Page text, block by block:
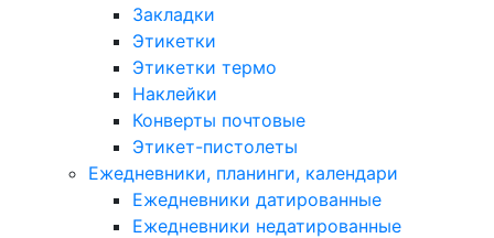
Закладки
Этикетки
Этикетки термо
Наклейки
Конверты почтовые
Этикет-пистолеты
Ежедневники, планинги, календари
Ежедневники датированные
Ежедневники недатированные